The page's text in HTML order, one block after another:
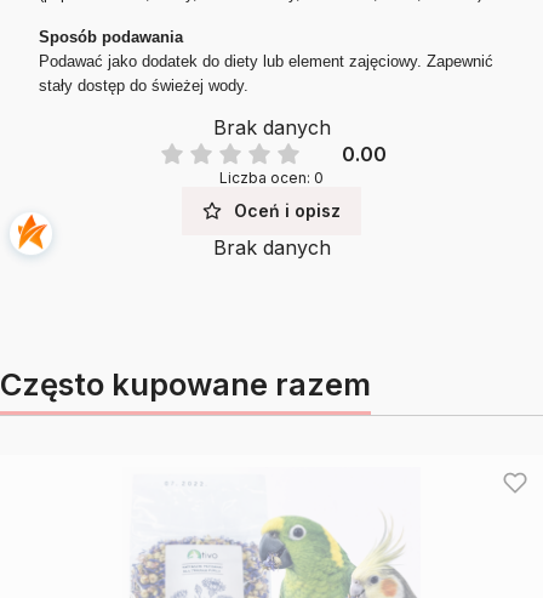
Sposób podawania
Podawać jako dodatek do diety lub element zajęciowy. Zapewnić
stały dostęp do świeżej wody.
Brak danych
0.00
Liczba ocen: 0
Oceń i opisz
Brak danych
Często kupowane razem